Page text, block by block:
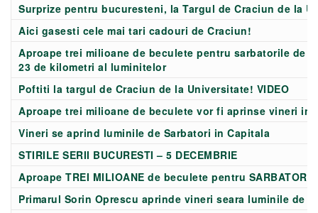
Surprize pentru bucuresteni, la Targul de Craciun de la
Aici gasesti cele mai tari cadouri de Craciun!
Aproape trei milioane de beculete pentru sarbatorile de
23 de kilometri al luminitelor
Poftiti la targul de Craciun de la Universitate! VIDEO
Aproape trei milioane de beculete vor fi aprinse vineri in
Vineri se aprind luminile de Sarbatori in Capitala
STIRILE SERII BUCURESTI – 5 DECEMBRIE
Aproape TREI MILIOANE de beculete pentru
Primarul Sorin Oprescu aprinde vineri seara luminile de